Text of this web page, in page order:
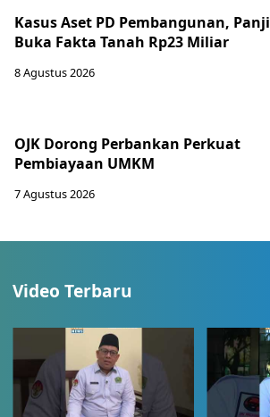
Kasus Aset PD Pembangunan, Panji
Buka Fakta Tanah Rp23 Miliar
8 Agustus 2026
OJK Dorong Perbankan Perkuat
Pembiayaan UMKM
7 Agustus 2026
Video Terbaru